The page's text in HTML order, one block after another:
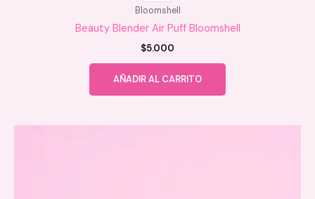
Bloomshell
Beauty Blender Air Puff Bloomshell
$5.000
AÑADIR AL CARRITO